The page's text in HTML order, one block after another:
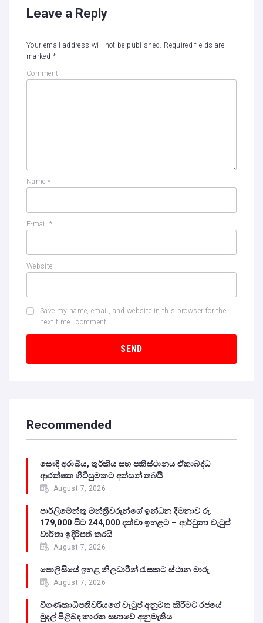
Leave a Reply
Your email address will not be published.
Required fields are
marked *
Comment
Name *
E-mail *
Website
Save my name, email, and website in this browser for the
next time I comment.
Recommended
සෞදි අරාබිය, තුර්කිය සහ පකිස්ථානය ඒකාබද්ධ
ආරක්ෂක ගිවිසුමකට අත්සන් තබයි
August 7, 2026
පාර්ලිමේන්තු මන්ත්‍රීවරුන්ගේ ඉන්ධන දීමනාව රු.
179,000 සිට 244,000 දක්වා ඉහළට – ආර්චුනා වැටුප්
වාර්තා ඉදිරිපත් කරයි
August 7, 2026
පොලිසියේ ඉහළ නිලධාරීන් රැසකට ස්ථාන මාරු
August 7, 2026
විගණකාධිපතිවරියගේ වැටුප් අනුමත කිරීමට රජයේ
මුදල් පිළිබඳ කාරක සභාවේ අනුමැතිය